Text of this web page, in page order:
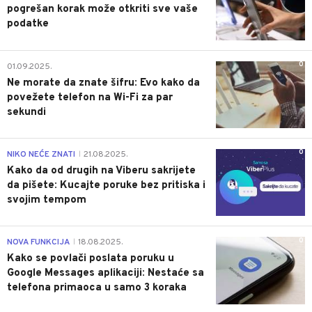
pogrešan korak može otkriti sve vaše
podatke
0
01.09.2025.
Ne morate da znate šifru: Evo kako da
povežete telefon na Wi-Fi za par
sekundi
0
NIKO NEĆE ZNATI 21.08.2025.
Kako da od drugih na Viberu sakrijete
da pišete: Kucajte poruke bez pritiska i
svojim tempom
0
NOVA FUNKCIJA 18.08.2025.
Kako se povlači poslata poruku u
Google Messages aplikaciji: Nestaće sa
telefona primaoca u samo 3 koraka